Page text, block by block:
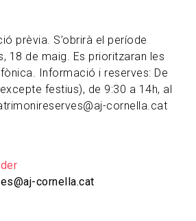
prèvia. S’obrirà el període
18 de maig. Es prioritzaran les
Informació i reserves: De
festius), de 9:30 a 14h, al
cornella.cat
cornella.cat